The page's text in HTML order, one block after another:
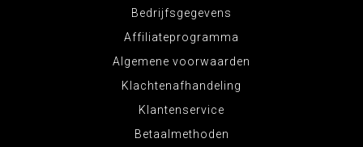
Bedrijfsgegevens
Affiliateprogramma
Algemene voorwaarden
Klachtenafhandeling
Klantenservice
Betaalmethoden